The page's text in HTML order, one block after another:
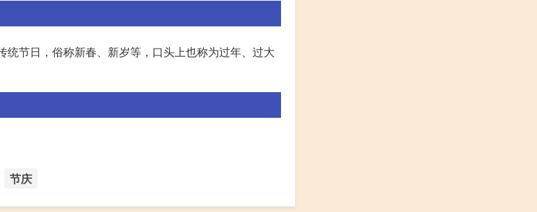
节日，俗称新春、新岁等，口头上也称为过年、过大
节庆